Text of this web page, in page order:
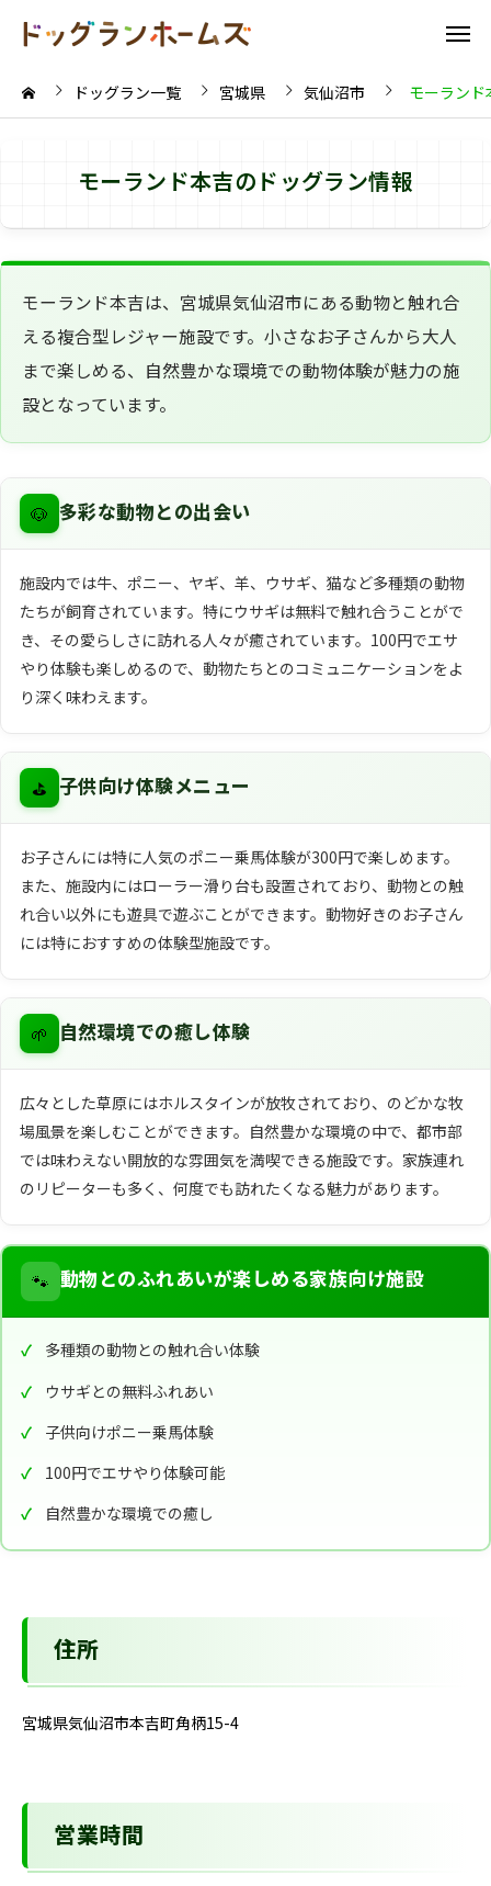
ドッグラン一覧 宮城県 気仙沼市 モーランド
モーランド本吉のドッグラン情報
モーランド本吉は、宮城県気仙沼市にある動物と触れ合
える複合型レジャー施設です。小さなお子さんから大人
まで楽しめる、自然豊かな環境での動物体験が魅力の施
設となっています。
🐶 多彩な動物との出会い
施設内では牛、ポニー、ヤギ、羊、ウサギ、猫など多種類の動物
たちが飼育されています。特にウサギは無料で触れ合うことがで
き、その愛らしさに訪れる人々が癒されています。100円でエサ
やり体験も楽しめるので、動物たちとのコミュニケーションをよ
り深く味わえます。
⛳ 子供向け体験メニュー
お子さんには特に人気のポニー乗馬体験が300円で楽しめます。
また、施設内にはローラー滑り台も設置されており、動物との触
れ合い以外にも遊具で遊ぶことができます。動物好きのお子さん
には特におすすめの体験型施設です。
🌱 自然環境での癒し体験
広々とした草原にはホルスタインが放牧されており、のどかな牧
場風景を楽しむことができます。自然豊かな環境の中で、都市部
では味わえない開放的な雰囲気を満喫できる施設です。家族連れ
のリピーターも多く、何度でも訪れたくなる魅力があります。
🐾 動物とのふれあいが楽しめる家族向け施設
多種類の動物との触れ合い体験
ウサギとの無料ふれあい
子供向けポニー乗馬体験
100円でエサやり体験可能
自然豊かな環境での癒し
住所
宮城県気仙沼市本吉町角柄15-4
営業時間